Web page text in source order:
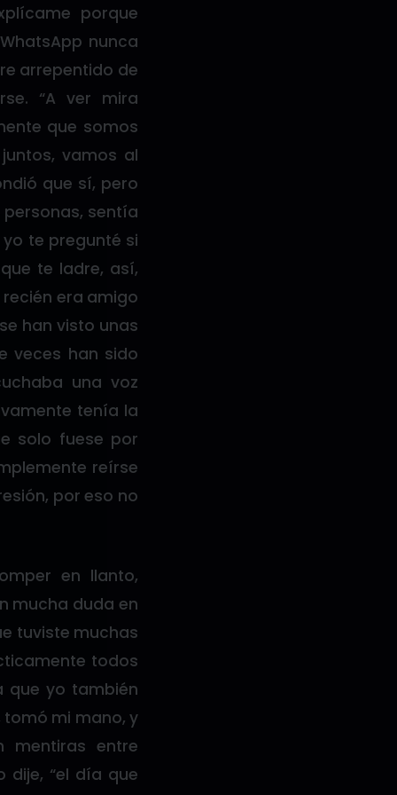
porque
nunca
arrepentido de
“A ver mira
que somos
vamos al
que sí, pero
sentía
te pregunté si
te ladre, así,
era amigo
han visto unas
veces han sido
una voz
tenía la
solo fuese por
reírse
por eso no
en llanto,
mucha duda en
tuviste muchas
todos
que yo también
tomó mi mano, y
mentiras entre
dije, “el día que